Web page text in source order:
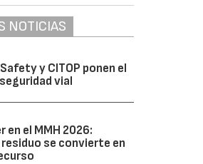
NOTICIAS
y CITOP ponen el
vial
en el MMH 2026:
residuo se convierte en